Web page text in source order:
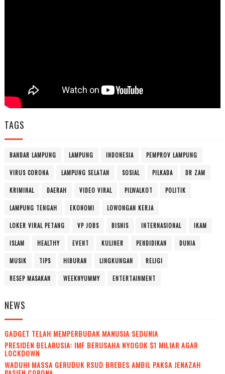
TAGS
BANDAR LAMPUNG LAMPUNG INDONESIA PEMPROV LAMPUNG
VIRUS CORONA LAMPUNG SELATAN SOSIAL PILKADA DR ZAM
KRIMINAL DAERAH VIDEO VIRAL PILWALKOT POLITIK
LAMPUNG TENGAH EKONOMI LOWONGAN KERJA
LOKER VIRAL PETANG VP JOBS BISNIS INTERNASIONAL IKAM
ISLAM HEALTHY EVENT KULINER PENDIDIKAN DUNIA
MUSIK TIPS HIBURAN LINGKUNGAN RELIGI
RESEP MASAKAN WEEKNYUMMY ENTERTAINMENT
NEWS
GADGET TELAH MEMPERBUDAK MANUSIA SEDUNIA
PRESIDEN BELARUSIA: IMF BERUSAHA NYOGOK $1 MILIAR AGAR
LOCKDOWN
WADUH! MASSA GERUDUK RSUD BREBES AMBIL PAKSA JENAZAH